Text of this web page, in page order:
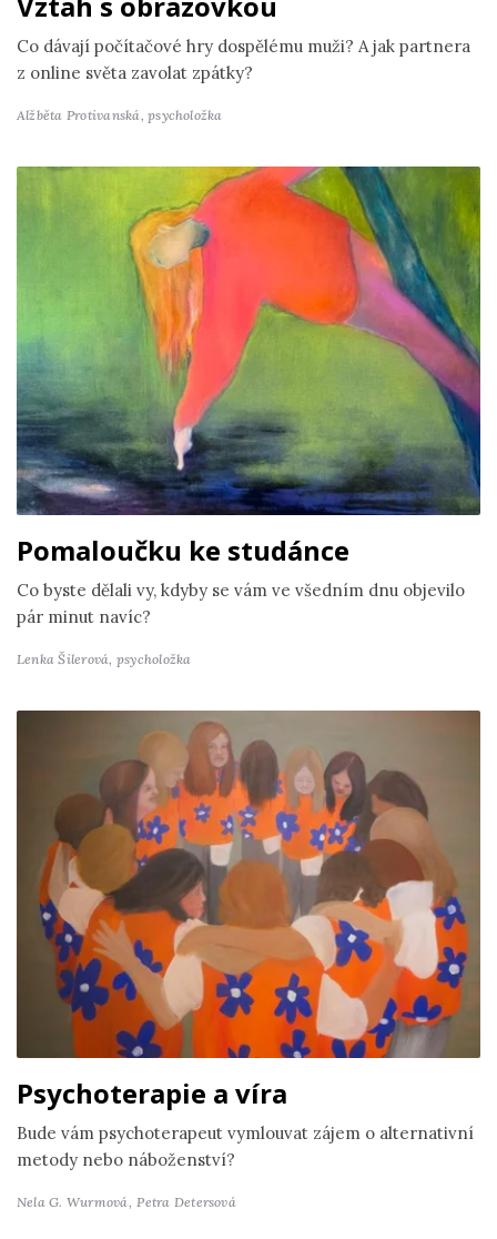
Co dávají počítačové hry dospělému muži? A jak partnera
z online světa zavolat zpátky?
Alžběta Protivanská,psycholožka
Pomaloučku ke studánce
Co byste dělali vy, kdyby se vám ve všedním dnu objevilo
pár minut navíc?
Lenka Šilerová, psycholožka
Psychoterapie a víra
Bude vám psychoterapeut vymlouvat zájem o alternativní
metody nebo náboženství?
Nela G. Wurmová, Petra Detersová